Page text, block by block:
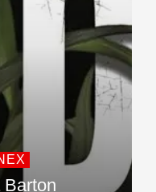
Barton